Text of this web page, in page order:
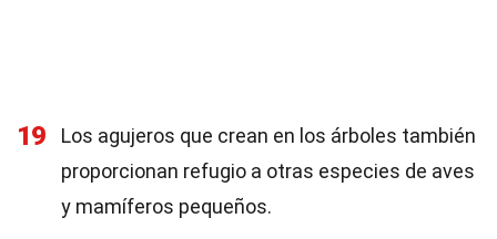
19
Los agujeros que crean en los árboles también
proporcionan refugio a otras especies de aves
y mamíferos pequeños.